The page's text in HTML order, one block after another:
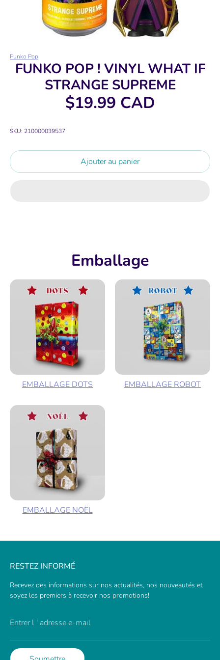
Funko Pop
FUNKO POP ! VINYL WHAT IF
STRANGE SUPREME
$19.99 CAD
SKU: 210000039537
Ajouter au panier
Emballage
EMBALLAGE DOTS EMBALLAGE ROBOT
EMBALLAGE NOËL
RESTEZ INFORMÉ
Recevez des informations sur nos actualités, nos nouveautés et
soyez les premiers à recevoir nos promotions!
Entrer l ' adresse e-mail